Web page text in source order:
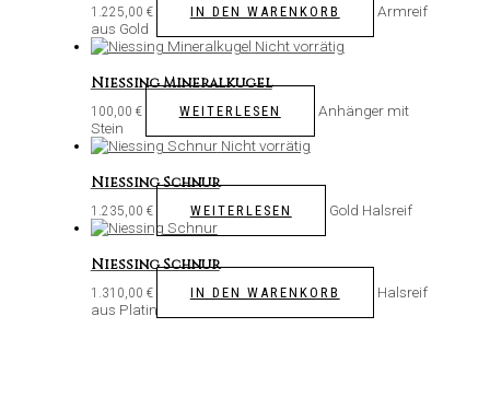
1.225,00 € IN DEN WARENKORB
Armreif
aus Gold
Nicht vorrätig
Niessing Mineralkugel
100,00 € WEITERLESEN
Anhänger mit
Stein
Nicht vorrätig
Niessing Schnur
1.235,00 € WEITERLESEN Gold Halsreif
Niessing Schnur
1.310,00 € IN DEN WARENKORB
Halsreif
aus Platin